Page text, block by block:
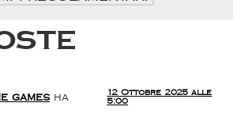
games ha
12 Ottobre 2025 alle
5:00